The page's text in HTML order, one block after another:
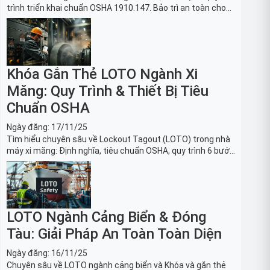
trình triển khai chuẩn OSHA 1910.147. Bảo trì an toàn cho
robot, băng tải sản xuất ô tô và dây chuyền lắp ráp xe hơi.
Khóa Gắn Thẻ LOTO Ngành Xi
Măng: Quy Trình & Thiết Bị Tiêu
Chuẩn OSHA
Ngày đăng: 17/11/25
Tìm hiểu chuyên sâu về Lockout Tagout (LOTO) trong nhà
máy xi măng: Định nghĩa, tiêu chuẩn OSHA, quy trình 6 bước
và danh sách thiết bị LOTO thiết yếu. Giải pháp bảo trì lò
nung, máy nghiền an toàn.
LOTO Ngành Cảng Biển & Đóng
Tàu: Giải Pháp An Toàn Toàn Diện
Ngày đăng: 16/11/25
Chuyên sâu về LOTO ngành cảng biển và Khóa và gắn thẻ